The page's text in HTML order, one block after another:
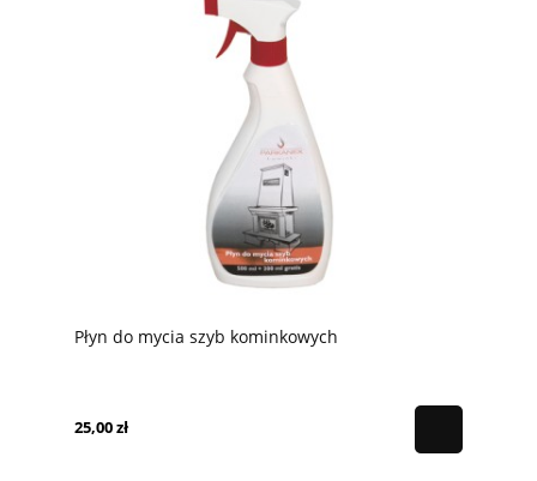
Płyn do mycia szyb kominkowych
25,00 zł